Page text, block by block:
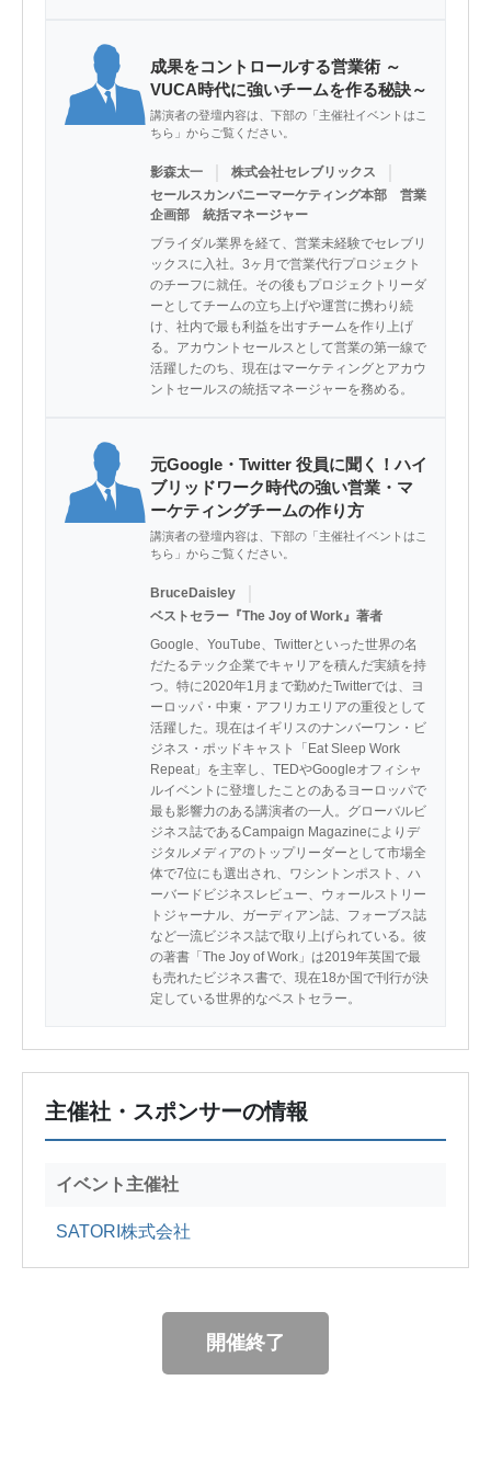
成果をコントロールする営業術 ～
VUCA時代に強いチームを作る秘訣～
講演者の登壇内容は、下部の「主催社イベントはこ
ちら」からご覧ください。
影森太一 株式会社セレブリックス
セールスカンパニーマーケティング本部 営業
企画部 統括マネージャー
ブライダル業界を経て、営業未経験でセレブリ
ックスに入社。3ヶ月で営業代行プロジェクト
のチーフに就任。その後もプロジェクトリーダ
ーとしてチームの立ち上げや運営に携わり続
け、社内で最も利益を出すチームを作り上げ
る。アカウントセールスとして営業の第一線で
活躍したのち、現在はマーケティングとアカウ
ントセールスの統括マネージャーを務める。
元Google・Twitter 役員に聞く！ハイ
ブリッドワーク時代の強い営業・マ
ーケティングチームの作り方
講演者の登壇内容は、下部の「主催社イベントはこ
ちら」からご覧ください。
BruceDaisley
ベストセラー『The Joy of Work』著者
Google、YouTube、Twitterといった世界の名
だたるテック企業でキャリアを積んだ実績を持
つ。特に2020年1月まで勤めたTwitterでは、ヨ
ーロッパ・中東・アフリカエリアの重役として
活躍した。現在はイギリスのナンバーワン・ビ
ジネス・ポッドキャスト「Eat Sleep Work
Repeat」を主宰し、TEDやGoogleオフィシャ
ルイベントに登壇したことのあるヨーロッパで
最も影響力のある講演者の一人。グローバルビ
ジネス誌であるCampaign Magazineによりデ
ジタルメディアのトップリーダーとして市場全
体で7位にも選出され、ワシントンポスト、ハ
ーバードビジネスレビュー、ウォールストリー
トジャーナル、ガーディアン誌、フォーブス誌
など一流ビジネス誌で取り上げられている。彼
の著書「The Joy of Work」は2019年英国で最
も売れたビジネス書で、現在18か国で刊行が決
定している世界的なベストセラー。
主催社・スポンサーの情報
イベント主催社
SATORI株式会社
開催終了